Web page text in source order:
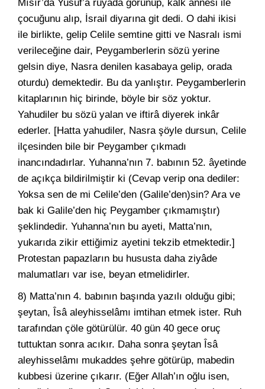
Mısır’da Yusuf’a rüyada görünüp, kalk annesi ile
çocuğunu alıp, İsrail diyarına git dedi. O dahi ikisi
ile birlikte, gelip Celile semtine gitti ve Nasralı ismi
verileceğine dair, Peygamberlerin sözü yerine
gelsin diye, Nasra denilen kasabaya gelip, orada
oturdu) demektedir. Bu da yanlıştır. Peygamberlerin
kitaplarının hiç birinde, böyle bir söz yoktur.
Yahudiler bu sözü yalan ve iftirâ diyerek inkâr
ederler. [Hatta yahudiler, Nasra şöyle dursun, Celile
ilçesinden bile bir Peygamber çıkmadı
inancındadırlar. Yuhanna’nın 7. babının 52. âyetinde
de açıkça bildirilmiştir ki (Cevap verip ona dediler:
Yoksa sen de mi Celile’den (Galile’den)sin? Ara ve
bak ki Galile’den hiç Peygamber çıkmamıştır)
şeklindedir. Yuhanna’nın bu ayeti, Matta’nın,
yukarıda zikir ettiğimiz ayetini tekzib etmektedir.]
Protestan papazların bu hususta daha ziyâde
malumatları var ise, beyan etmelidirler.
8) Matta’nın 4. babının başında yazılı olduğu gibi;
şeytan, Îsâ aleyhisselâmı imtihan etmek ister. Ruh
tarafından çöle götürülür. 40 gün 40 gece oruç
tuttuktan sonra acıkır. Daha sonra şeytan Îsâ
aleyhisselâmı mukaddes şehre götürüp, mabedin
kubbesi üzerine çıkarır. (Eğer Allah’ın oğlu isen,